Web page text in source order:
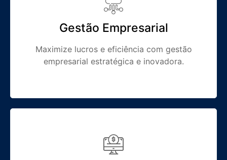
Gestão Empresarial
Maximize lucros e eficiência com gestão
empresarial estratégica e inovadora.